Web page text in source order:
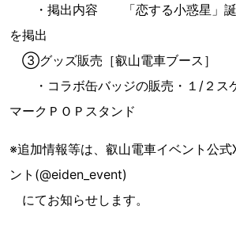
・掲出内容 「恋する小惑星」誕
を掲出
③グッズ販売［叡山電車ブース］
・コラボ缶バッジの販売・１/２ス
マークＰＯＰスタンド
※追加情報等は、叡山電車イベント公
ント(@eiden_event)
にてお知らせします。